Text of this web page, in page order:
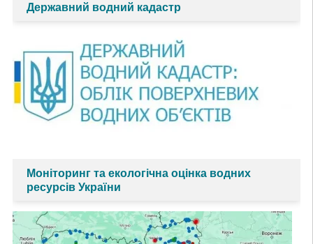
Державний водний кадастр
Моніторинг та екологічна оцінка водних
ресурсів України